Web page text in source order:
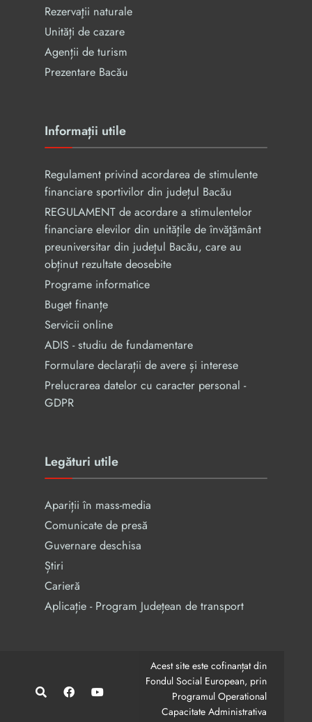
Rezervaţii naturale
Unități de cazare
Agenții de turism
Prezentare Bacău
Informații utile
Regulament privind acordarea de stimulente
financiare sportivilor din județul Bacău
REGULAMENT de acordare a stimulentelor
financiare elevilor din unităţile de învăţământ
preuniversitar din judeţul Bacău, care au
obținut rezultate deosebite
Programe informatice
Buget finanțe
Servicii online
ADIS - studiu de fundamentare
Formulare declarații de avere și interese
Prelucrarea datelor cu caracter personal -
GDPR
Legături utile
Apariții în mass-media
Comunicate de presă
Guvernare deschisa
Știri
Carieră
Aplicație - Program Județean de transport
Acest site este cofinanțat din
Fondul Social European, prin
Programul Operational
Capacitate Administrativa